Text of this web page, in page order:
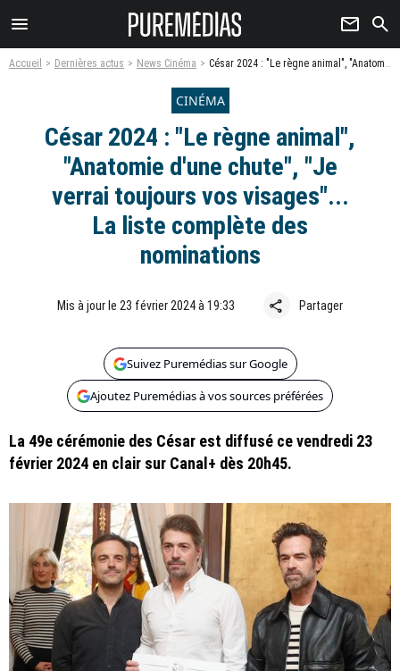
menu newsletter search
Accueil Dernières actus News Cinéma César 2024 : "Le règne animal", "Anatomie d'une chute", "Je verrai toujours vos visages"... La liste complète des nominations
CINÉMA
César 2024 : "Le règne animal",
"Anatomie d'une chute", "Je
verrai toujours vos visages"...
La liste complète des
nominations
Mis à jour le 23 février 2024 à 19:33 share Partager
Suivez Puremédias sur Google
Ajoutez Puremédias à vos sources préférées
La 49e cérémonie des César est diffusé ce vendredi 23
février 2024 en clair sur Canal+ dès 20h45.